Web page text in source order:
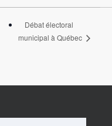
Débat électoral
municipal à Québec